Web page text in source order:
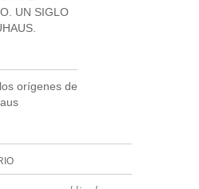
UN SIGLO
orígenes de